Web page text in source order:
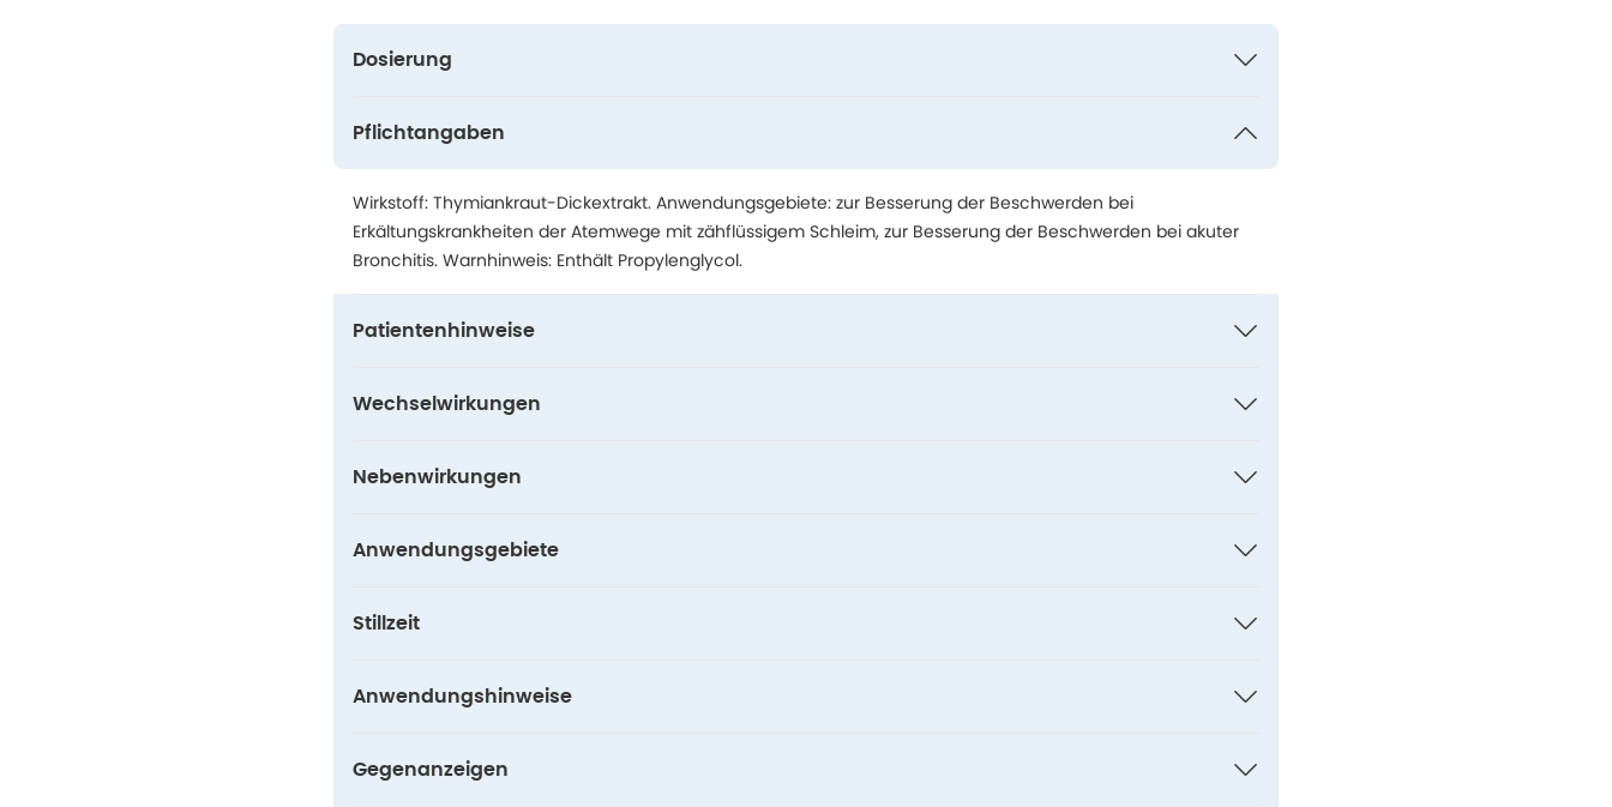
Dosierung
Pflichtangaben
Wirkstoff: Thymiankraut-Dickextrakt. Anwendungsgebiete: zur Besserung der Beschwerden bei
Erkältungskrankheiten der Atemwege mit zähflüssigem Schleim, zur Besserung der Beschwerden bei akuter
Bronchitis. Warnhinweis: Enthält Propylenglycol.
Patientenhinweise
Wechselwirkungen
Nebenwirkungen
Anwendungsgebiete
Stillzeit
Anwendungshinweise
Gegenanzeigen